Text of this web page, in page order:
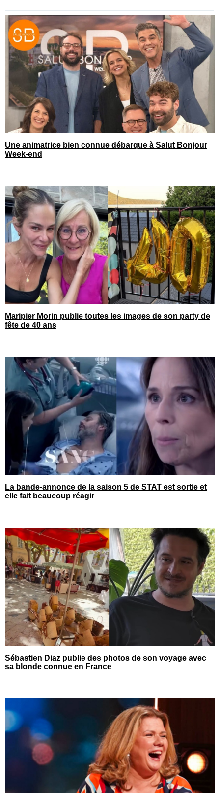
Une animatrice bien connue débarque à Salut Bonjour
Week-end
Maripier Morin publie toutes les images de son party de
fête de 40 ans
La bande-annonce de la saison 5 de STAT est sortie et
elle fait beaucoup réagir
Sébastien Diaz publie des photos de son voyage avec
sa blonde connue en France